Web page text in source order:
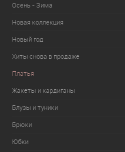
Осень - Зима
Новая коллекция
Новый год
Хиты снова в продаже
Платья
Жакеты и кардиганы
Блузы и туники
Брюки
Юбки